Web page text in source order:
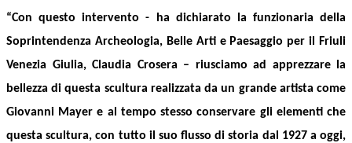
“Con questo intervento - ha dichiarato la funzionaria della
Soprintendenza Archeologia, Belle Arti e Paesaggio per il Friuli
Venezia Giulia, Claudia Crosera – riusciamo ad apprezzare la
bellezza di questa scultura realizzata da un grande artista come
Giovanni Mayer e al tempo stesso conservare gli elementi che
questa scultura, con tutto il suo flusso di storia dal 1927 a oggi,